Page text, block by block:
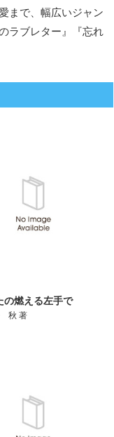
まで、幅広いジャン
ラブレター』『忘れ
の燃える左手で
秋 著